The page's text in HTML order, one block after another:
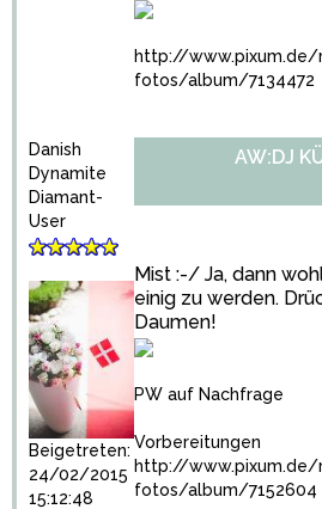
http://www.pixum.de/
fotos/album/7134472
Danish
Dynamite
Diamant-
User
Beigetreten:
24/02/2015
15:12:48
AW:DJ
Mist :-/ Ja, dann
einig zu werden.
Daumen!
PW auf Nachfrage
Vorbereitungen
http://www.pixum.de/
fotos/album/7152604